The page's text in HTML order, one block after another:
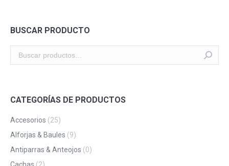
BUSCAR PRODUCTO
CATEGORÍAS DE PRODUCTOS
Accesorios (25)
Alforjas & Baules (9)
Antiparras & Anteojos (0)
Cachas (2)